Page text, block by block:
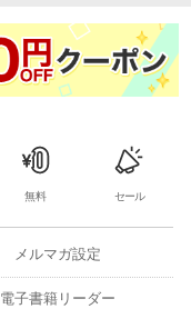
無料 セール
メルマガ設定
電子書籍リーダー